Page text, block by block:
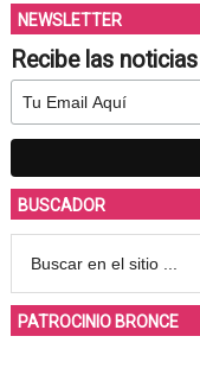
NEWSLETTER
Recibe las
BUSCADOR
PATROCINIO BRONCE